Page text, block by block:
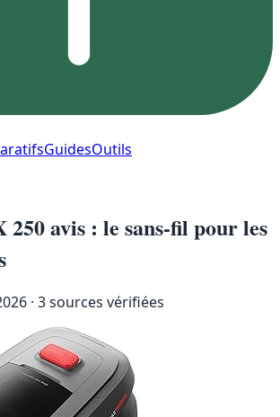
GuidesOutils
avis : le sans-fil pour les
· 3 sources vérifiées